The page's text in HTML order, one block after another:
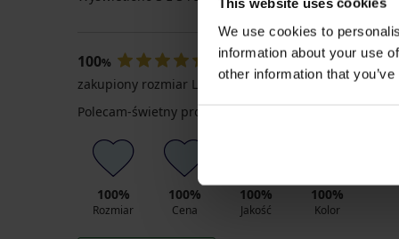
This website uses cookies
We use cookies to
information about your use
other information that
100% Aleksandra 03. 02. 2026
zakupiony rozmiar L
Polecam-świetny produkt 😍😍
100%
Rozmiar
100%
Cena
100%
Jakość
100%
Kolor